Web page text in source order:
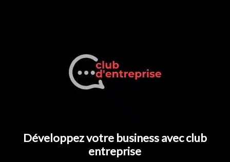
Développez votre business avec club
entreprise